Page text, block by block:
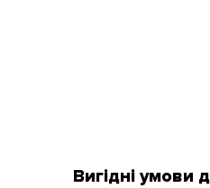
Вигідні умови